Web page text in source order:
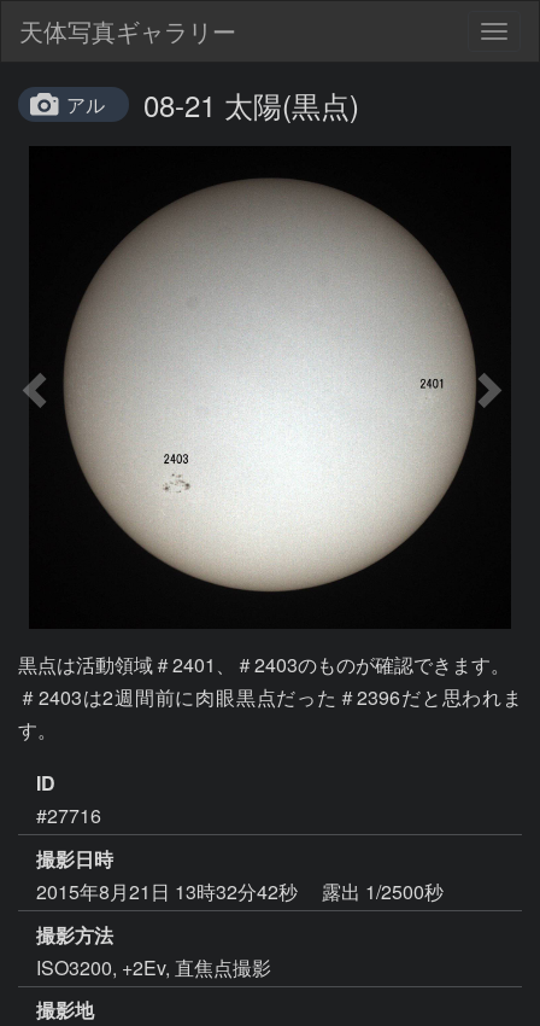
天体写真ギャラリー
アル 08-21 太陽(黒点)
黒点は活動領域＃2401、＃2403のものが確認できます。
＃2403は2週間前に肉眼黒点だった＃2396だと思われま
す。
ID
#27716
撮影日時
2015年8月21日 13時32分42秒
露出 1/2500秒
撮影方法
ISO3200, +2Ev, 直焦点撮影
撮影地